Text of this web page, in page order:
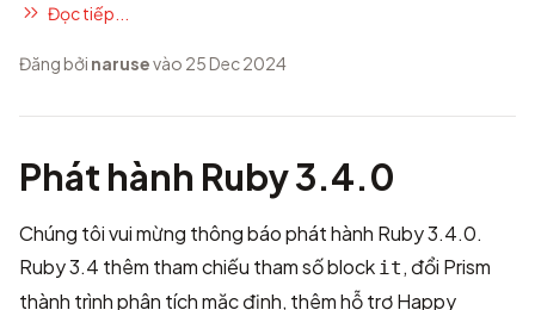
Đọc tiếp...
Đăng bởi narusevào 25 Dec 2024
Phát hành Ruby 3.4.0
Chúng tôi vui mừng thông báo phát hành Ruby 3.4.0.
Ruby 3.4 thêm tham chiếu tham số block it , đổi Prism
thành trình phân tích mặc định, thêm hỗ trợ Happy